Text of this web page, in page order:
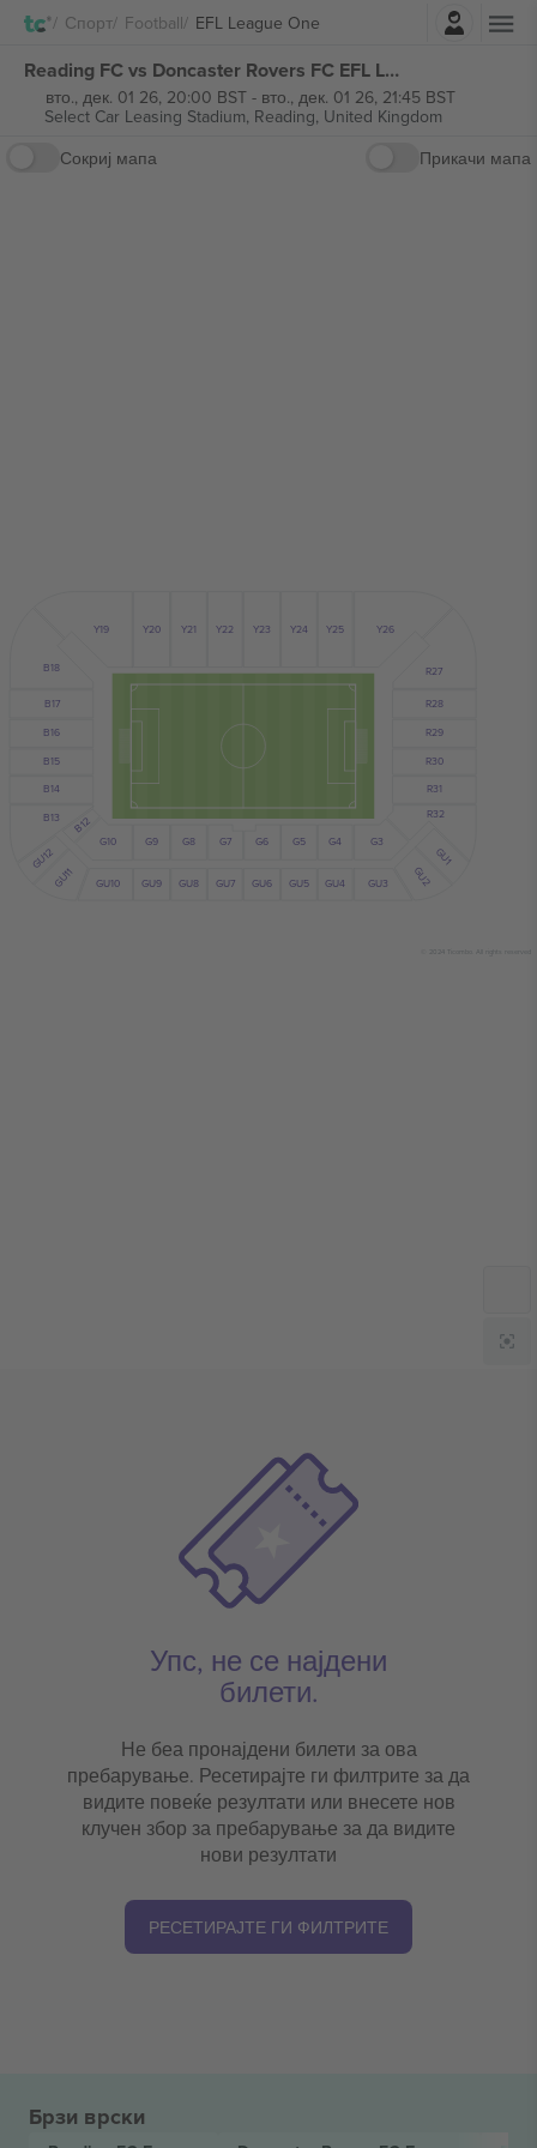
Спорт Football EFL League OneНајави се
Reading FC vs Doncaster Rovers FC EFL League One билети
вто., дек. 01 26, 20:00 BST- вто., дек. 01 26, 21:45 BST
Select Car Leasing Stadium, Reading, United Kingdom
Сокриј мапа
Прикачи мапа
Y19 Y20 Y21 Y22 Y23 Y24 Y25 Y26
R32
R31
R30
R29
R28
R27
B12
B13
B14
B15
B16
B17
B18
G3
G4
G5
G6
G7
G8
G9
G10
GU1
GU2
GU3
GU4
GU5
GU6
GU7
GU8
GU9
GU10
GU11
GU12
© 2024 Ticombo. All rights reserved
Упс, не се најдени
билети.
Не беа пронајдени билети за ова
пребарување. Ресетирајте ги филтрите за да
видите повеќе резултати или внесете нов
клучен збор за пребарување за да видите
нови резултати
РЕСЕТИРАЈТЕ ГИ ФИЛТРИТЕ
Брзи врски